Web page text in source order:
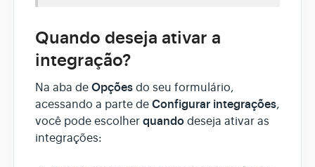
Quando deseja ativar a
integração?
Na aba de Opções do seu formulário,
acessando a parte de Configurar integrações,
você pode escolher quando deseja ativar as
integrações: